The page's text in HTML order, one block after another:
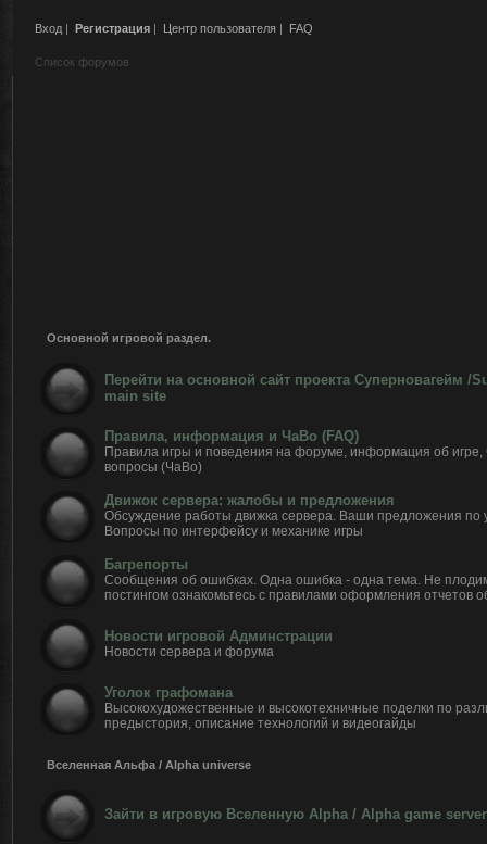
Вход | Регистрация | Центр пользователя | FAQ
Список форумов
Основной игровой раздел.
Перейти на основной сайт проекта Суперновагейм /
main site
Правила, информация и ЧаВо (FAQ)
Правила игры и поведения на форуме, информация об игре,
вопросы (ЧаВо)
Движок сервера: жалобы и предложения
Обсуждение работы движка сервера. Ваши предложения по
Вопросы по интерфейсу и механике игры
Багрепорты
Сообщения об ошибках. Одна ошибка - одна тема. Не
постингом ознакомьтесь с правилами оформления отчетов
Новости игровой Админстрации
Новости сервера и форума
Уголок графомана
Высокохудожественные и высокотехничные поделки по
предыстория, описание технологий и видеогайды
Вселенная Альфа / Alpha universe
Зайти в игровую Вселенную Alpha / Alpha game server